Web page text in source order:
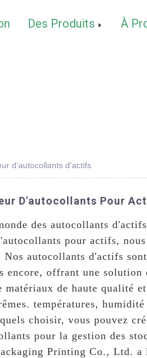
Des Produits À
d’autocollants d’actifs
D'autocollants Pour
des autocollants
pour actifs,
Nos autocollants d'actifs
encore, offrant une
matériaux de haute qualité
températures,
choisir, vous pouvez
pour la gestion des
Printing Co., Ltd.